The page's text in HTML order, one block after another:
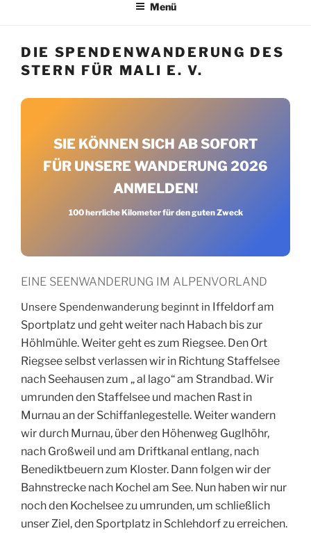
Menü
DIE SPENDENWANDERUNG DES
STERN FÜR MALI E. V.
SIE KÖNNEN SICH AB SOFORT
FÜR UNSERE WANDERUNG 2026
ANMELDEN!
100 herrliche Kilometer für den guten Zweck
EINE SEENWANDERUNG IM ALPENVORLAND
Unsere Spendenwanderung beginnt in Iffeldorf am
Sportplatz und geht weiter nach Habach bis zur
Höhlmühle. Weiter geht es zum Riegsee. Den Ort
Riegsee selbst verlassen wir in Richtung Staffelsee
nach Seehausen zum „ al lago“ am Strandbad. Wir
umrunden den Staffelsee und machen Rast in
Murnau an der Schiffanlegestelle. Weiter wandern
wir durch Murnau, über den Höhenweg Guglhöhr,
nach Großweil und am Driftkanal entlang, nach
Benediktbeuern zum Kloster. Dann folgen wir der
Bahnstrecke nach Kochel am See. Nun haben wir nur
noch den Kochelsee zu umrunden, um schließlich
unser Ziel, den Sportplatz in Schlehdorf zu erreichen.